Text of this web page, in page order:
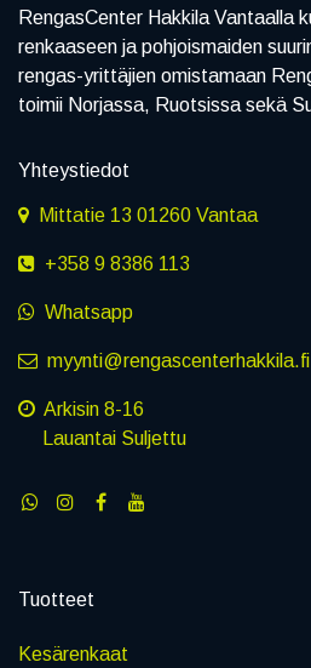
RengasCenter Hakkila Vantaalla
renkaaseen ja pohjoismaiden
rengas-yrittäjien omistamaan
toimii Norjassa, Ruotsissa sekä
Yhteystiedot
Mittatie 13 01260 Vantaa
+358 9 8386 113
Whatsapp
myynti@rengascenterhakkila.fi
Arkisin 8-16
Lauantai Suljettu
Tuotteet
Kesärenkaat